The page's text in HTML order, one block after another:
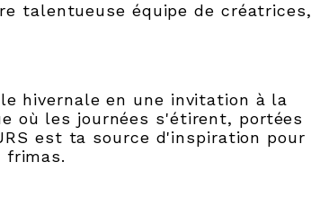
talentueuse équipe de créatrices,
hivernale en une invitation à la
où les journées s'étirent, portées
est ta source d'inspiration pour
frimas.